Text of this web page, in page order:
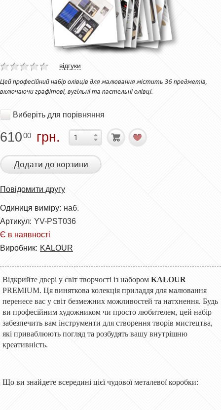
відгуки
Цей професійний набір олівців для малювання містить 36 предметів,
включаючи графітові, вугільні та пастельні олівці.
Виберіть для порівняння
61000 грн.
Додати до корзини
Повідомити другу
Одиниця виміру: наб.
Артикул: YV-PST036
Є в наявності
Виробник: KALOUR
Відкрийте двері у світ творчості із набором KALOUR
PREMIUM. Ця виняткова колекція приладдя для малювання
перенесе вас у світ безмежних можливостей та натхнення. Будь
ви професійним художником чи просто любителем, цей набір
забезпечить вам інструменти для створення творів мистецтва,
які приваблюють погляд та розбудять вашу внутрішню
креативність.
Що ви знайдете всередині цієї чудової металевої коробки: